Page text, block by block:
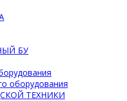
БУ
оборудования
ТЕХНИКИ